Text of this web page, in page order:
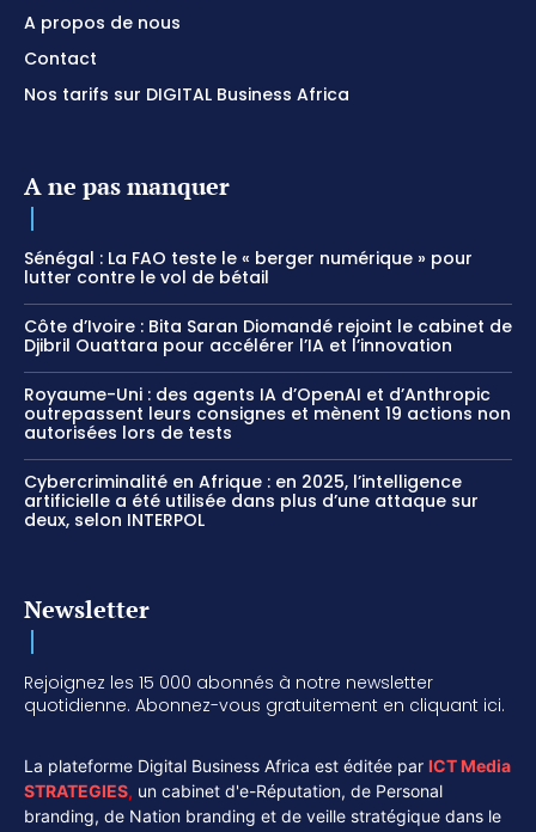
A propos de nous
Contact
Nos tarifs sur DIGITAL Business Africa
A ne pas manquer
Sénégal : La FAO teste le « berger numérique » pour
lutter contre le vol de bétail
Côte d’Ivoire : Bita Saran Diomandé rejoint le cabinet de
Djibril Ouattara pour accélérer l’IA et l’innovation
Royaume-Uni : des agents IA d’OpenAI et d’Anthropic
outrepassent leurs consignes et mènent 19 actions non
autorisées lors de tests
Cybercriminalité en Afrique : en 2025, l’intelligence
artificielle a été utilisée dans plus d’une attaque sur
deux, selon INTERPOL
Newsletter
Rejoignez les 15 000 abonnés à notre newsletter
quotidienne. Abonnez-vous gratuitement en cliquant ici.
La plateforme Digital Business Africa est éditée par ICT Media
STRATEGIES, un cabinet d'e-Réputation, de Personal
branding, de Nation branding et de veille stratégique dans le